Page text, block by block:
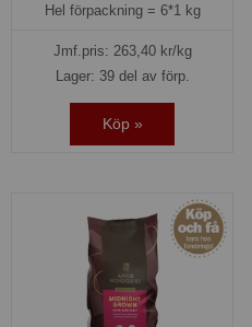
Hel förpackning = 6*1 kg
Jmf.pris: 263,40kr/kg
Lager: 39 del av förp.
Köp »